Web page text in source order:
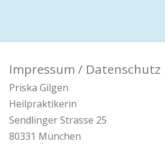
Impressum / Datenschutz
Priska Gilgen
Heilpraktikerin
Sendlinger Strasse 25
80331 München